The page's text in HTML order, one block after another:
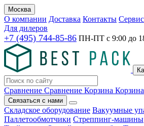
Москва
О компании Доставка Контакты
Для дилеров
+7 (495) 744-85-86 ПН-ПТ с 9:00 до
Сравнение Сравнение Корзина Корзина
Связаться с нами
Складское оборудование Вакуумные
Паллетообмотчики Стреппинг-машины